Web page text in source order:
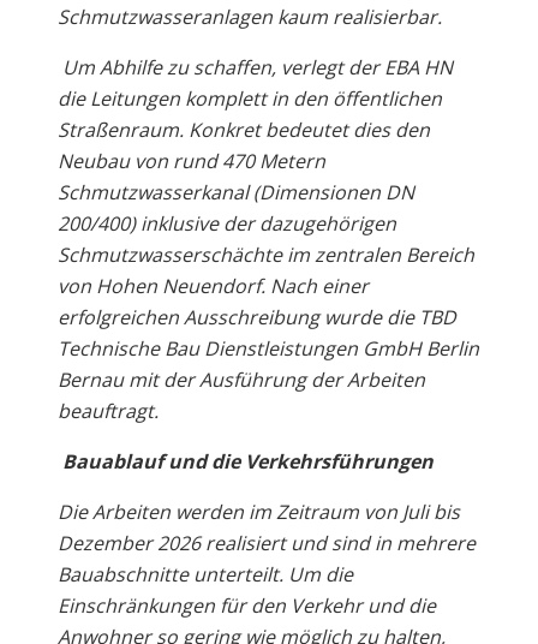
Schmutzwasseranlagen kaum realisierbar.
Um Abhilfe zu schaffen, verlegt der EBA HN
die Leitungen komplett in den öffentlichen
Straßenraum. Konkret bedeutet dies den
Neubau von rund 470 Metern
Schmutzwasserkanal (Dimensionen DN
200/400) inklusive der dazugehörigen
Schmutzwasserschächte im zentralen Bereich
von Hohen Neuendorf. Nach einer
erfolgreichen Ausschreibung wurde die TBD
Technische Bau Dienstleistungen GmbH Berlin
Bernau mit der Ausführung der Arbeiten
beauftragt.
Bauablauf und die Verkehrsführungen
Die Arbeiten werden im Zeitraum von Juli bis
Dezember 2026 realisiert und sind in mehrere
Bauabschnitte unterteilt. Um die
Einschränkungen für den Verkehr und die
Anwohner so gering wie möglich zu halten,